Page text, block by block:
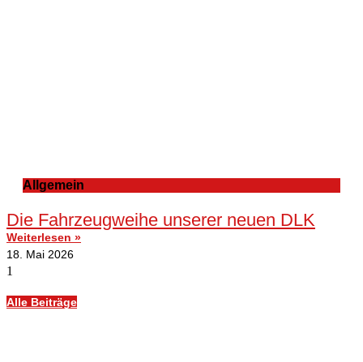
Allgemein
Die Fahrzeugweihe unserer neuen DLK
Weiterlesen »
18. Mai 2026
Alle Beiträge